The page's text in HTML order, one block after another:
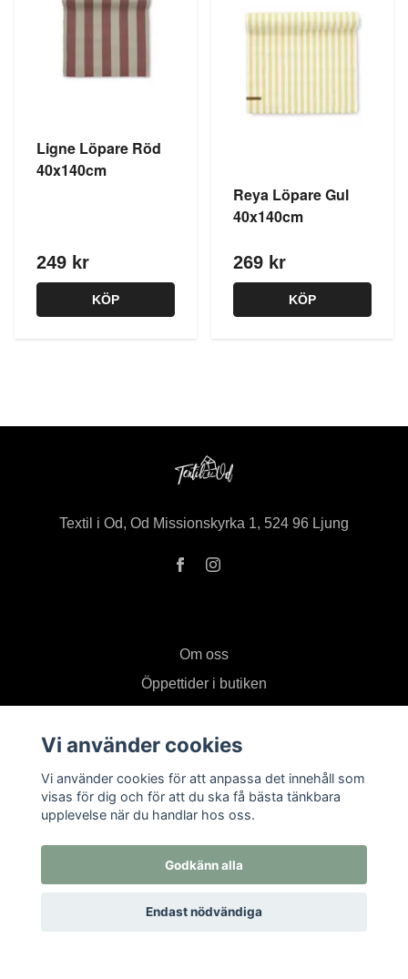
Ligne Löpare Röd
40x140cm
249 kr
KÖP
Reya Löpare Gul
40x140cm
269 kr
KÖP
Textil i Od, Od Missionskyrka 1, 524 96 Ljung
Om oss
Öppettider i butiken
Köpvillkor
Returer
Prenumerera på vårt nyhetsbrev
Vi använder cookies
Vi använder cookies för att anpassa det innehåll som
visas för dig och för att du ska få bästa tänkbara
upplevelse när du handlar hos oss.
Godkänn alla
Endast nödvändiga